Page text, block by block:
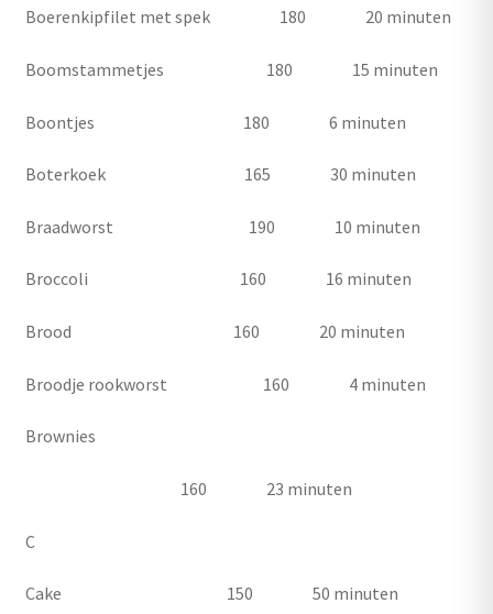
Boerenkipfilet met spek 180 20 minuten
Boomstammetjes 180 15 minuten
Boontjes 180 6 minuten
Boterkoek 165 30 minuten
Braadworst 190 10 minuten
Broccoli 160 16 minuten
Brood 160 20 minuten
Broodje rookworst 160 4 minuten
Brownies
160 23 minuten
C
Cake 150 50 minuten